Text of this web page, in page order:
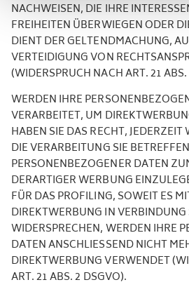
NACHWEISEN, DIE IHRE
FREIHEITEN ÜBERWIEGEN ODER
DIENT DER GELTENDMACHUNG,
VERTEIDIGUNG VON
(WIDERSPRUCH NACH ART. 21
WERDEN IHRE
VERARBEITET, UM
HABEN SIE DAS RECHT,
DIE VERARBEITUNG SIE
PERSONENBEZOGENER DATEN
DERARTIGER WERBUNG
FÜR DAS PROFILING, SOWEIT ES
DIREKTWERBUNG IN
WIDERSPRECHEN, WERDEN IHRE
DATEN ANSCHLIESSEND NICHT
DIREKTWERBUNG VERWENDET
ART. 21 ABS. 2 DSGVO).